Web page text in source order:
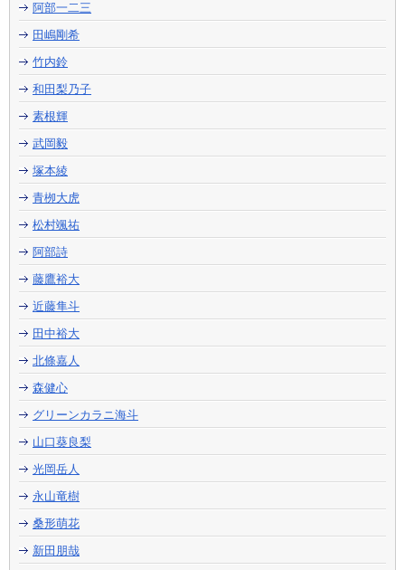
阿部一二三
田嶋剛希
竹内鈴
和田梨乃子
素根輝
武岡毅
塚本綾
青栁大虎
松村颯祐
阿部詩
藤鷹裕大
近藤隼斗
田中裕大
北條嘉人
森健心
グリーンカラニ海斗
山口葵良梨
光岡岳人
永山竜樹
桑形萌花
新田朋哉